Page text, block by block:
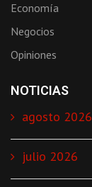
Economía
Negocios
Opiniones
NOTICIAS
agosto 2026
julio 2026